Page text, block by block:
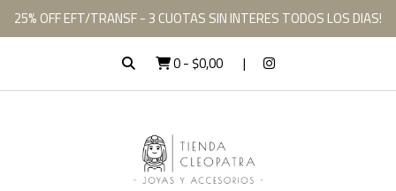
25% OFF EFT/TRANSF - 3 CUOTAS SIN INTERES TODOS LOS DIAS!
0-$0,00